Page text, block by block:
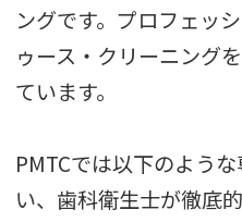
ングです。プロフェッ
ゥース・クリーニング
ています。
PMTCでは以下のよう
い、歯科衛生士が徹底